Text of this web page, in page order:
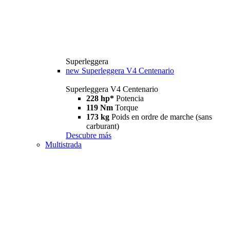
Superleggera
new Superleggera V4 Centenario
Superleggera V4 Centenario
228 hp* Potencia
119 Nm Torque
173 kg Poids en ordre de marche (sans
carburant)
Descubre más
Multistrada